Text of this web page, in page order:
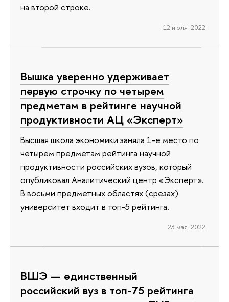
на второй строке.
12 июля 2022
Вышка уверенно удерживает
первую строчку по четырем
предметам в рейтинге научной
продуктивности АЦ «Эксперт»
Высшая школа экономики заняла 1-е место по
четырем предметам рейтинга научной
продуктивности российских вузов, который
опубликовал Аналитический центр «Эксперт».
В восьми предметных областях (срезах)
университет входит в топ-5 рейтинга.
23 мая 2022
ВШЭ — единственный
российский вуз в топ-75 рейтинга